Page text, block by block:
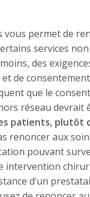
vous permet de
services
des
de
que le
réseau devrait
patients, plutôt
renoncer aux
pouvant
intervention
d’un